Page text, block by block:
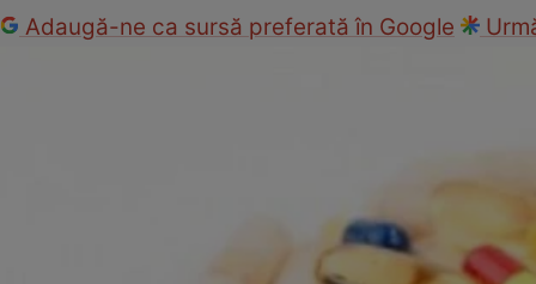
Adaugă-ne ca sursă preferată în Google